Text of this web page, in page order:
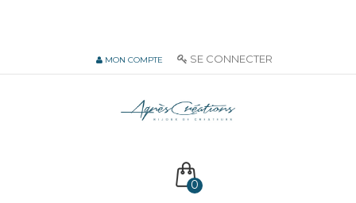
MON COMPTE SE CONNECTER
0